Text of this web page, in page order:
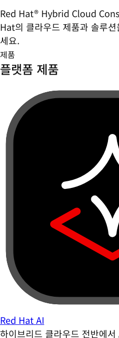
Red Hat® Hybrid Cloud
Hat의 클라우드 제품과 솔루
세요.
제품
플랫폼 제품
Red Hat AI
하이브리드 클라우드 전반에